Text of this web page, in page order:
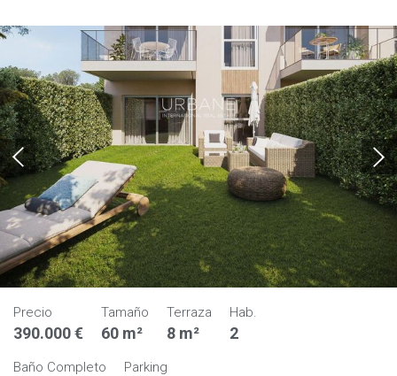
Precio
390.000 €
Tamaño
60 m²
Terraza
8 m²
Hab.
2
Baño Completo Parking